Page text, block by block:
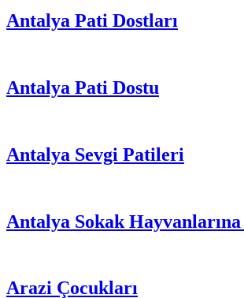
Antalya Pati Dostları
Antalya Pati Dostu
Antalya Sevgi Patileri
Antalya Sokak
Arazi Çocukları